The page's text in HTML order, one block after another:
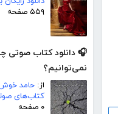
۵۵۹ صفحه
🎧 دانلود کتاب صوتی
نمی‌توانیم؟
از: حامد خوش
کتاب‌های
۰ صفحه